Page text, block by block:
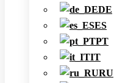
DE
ES
PT
IT
RU